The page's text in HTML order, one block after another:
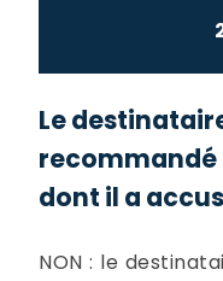
Le
recommandé
dont il a
NON : le